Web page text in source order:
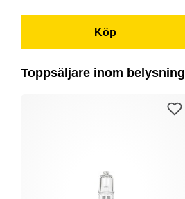
Köp
Toppsäljare inom belysning